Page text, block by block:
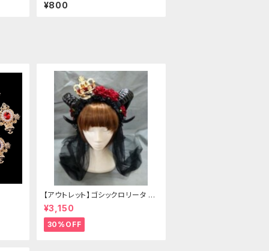
¥800
【アウトレット】ゴシックロリータ ゴ
ールドクラウン＆ホーン(ヴェール
付き)
¥3,150
30%OFF